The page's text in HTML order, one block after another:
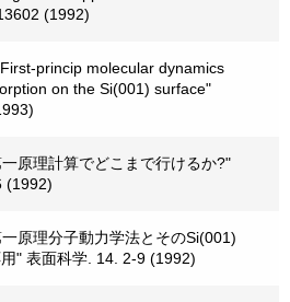
(1992)
princip molecular dynamics
on the Si(001) surface"
原理計算でどこまで行けるか?"
(1992)
原理分子動力学法とそのSi(001)
" 表面科学. 14. 2-9 (1992)